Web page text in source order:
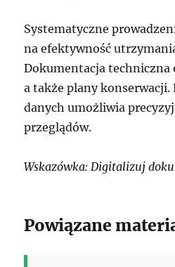
Systematyczne
na efektywność
Dokumentacja
a także plany konserwacji.
danych umożliwia
przeglądów.
Wskazówka: Digitalizuj
Powiązane